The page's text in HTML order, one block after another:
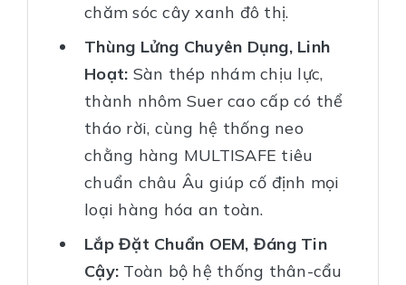
chăm sóc cây xanh đô thị.
Thùng Lửng Chuyên Dụng, Linh
Hoạt: Sàn thép nhám chịu lực,
thành nhôm Suer cao cấp có thể
tháo rời, cùng hệ thống neo
chằng hàng MULTISAFE tiêu
chuẩn châu Âu giúp cố định mọi
loại hàng hóa an toàn.
Lắp Đặt Chuẩn OEM, Đáng Tin
Cậy: Toàn bộ hệ thống thân-cẩu